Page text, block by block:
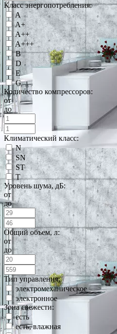
Класс энергопотребления:
A
A+
A++
A+++
B
D
E
G
Количество компрессоров:
от
до
Климатический класс:
N
SN
ST
T
Уровень шума, дБ:
от
до
Общий объем, л:
от
до
Тип управления:
электромеханическое
электронное
Зона свежести:
есть
есть, влажная